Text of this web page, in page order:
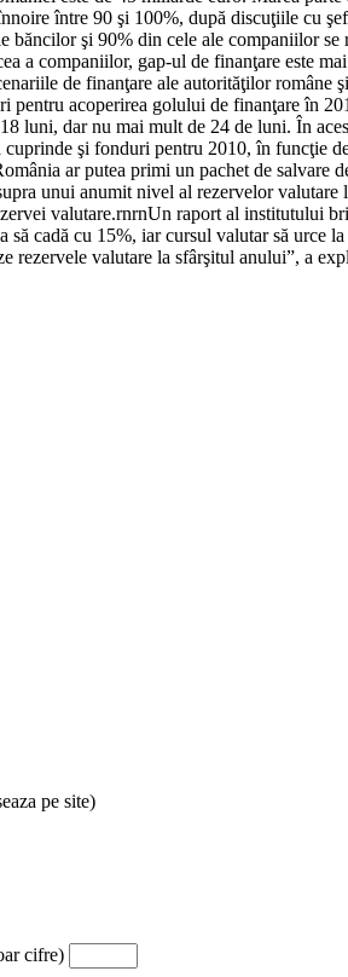
între 90 şi 100%, după discuţiile cu
băncilor şi 90% din cele ale companiilor
a companiilor, gap-ul de finanţare este
de finanţare ale autorităţilor
acoperirea golului de finanţare în
luni, dar nu mai mult de 24 de luni. În
şi fonduri pentru 2010, în
ar putea primi un pachet de
unui anumit nivel al rezervelor
valutare.rnrnUn raport al institutului
să cadă cu 15%, iar cursul valutar să
rezervele valutare la sfârşitul anului”, a
pe site)
cifre)